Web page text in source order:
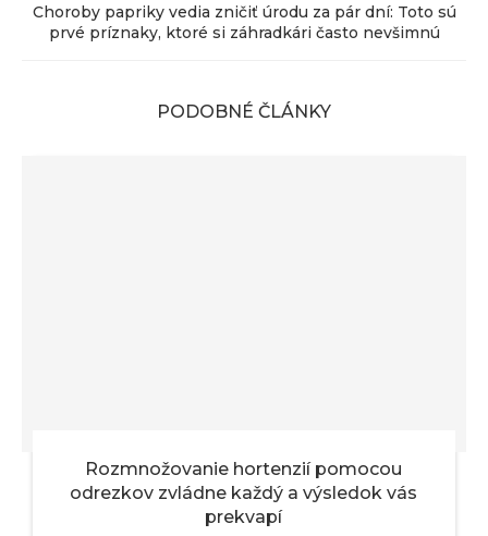
Choroby papriky vedia zničiť úrodu za pár dní: Toto sú
prvé príznaky, ktoré si záhradkári často nevšimnú
PODOBNÉ ČLÁNKY
Rozmnožovanie hortenzií pomocou
odrezkov zvládne každý a výsledok vás
prekvapí